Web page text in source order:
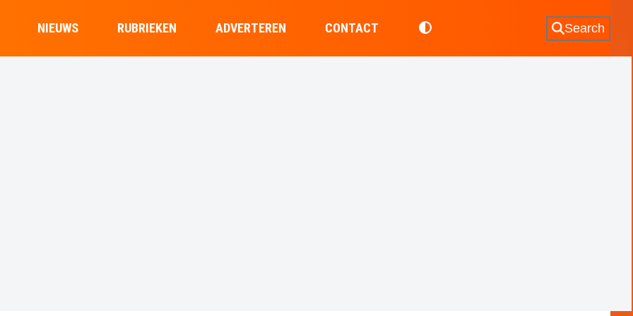
NIEUWS RUBRIEKEN ADVERTEREN CONTACT Search